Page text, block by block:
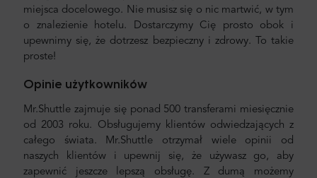
miejsca docelowego. Nie musisz się o nic martwić, w tym
o znalezienie hotelu. Dostarczymy Cię prosto obok i
upewnimy się, że dotrzesz bezpieczny i zdrowy. To takie
proste!
Opinie użytkowników
Mr.Shuttle zajmuje się ponad 500 transferami miesięcznie
od 2003 roku. Obsługujemy klientów odwiedzających z
całego świata. Mr.Shuttle otrzymał wiele opinii od
naszych klientów i upewnij się, że używasz go, aby
zapewnić jeszcze lepszą obsługę. Z dumą możemy